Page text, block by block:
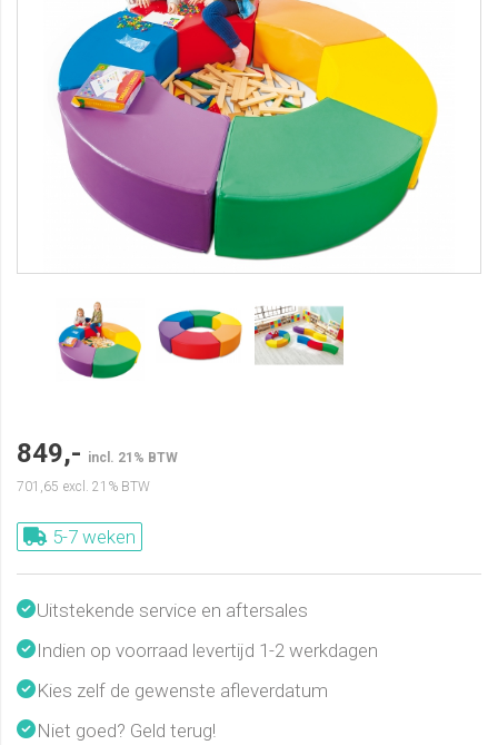
849,- incl. 21% BTW
701,65 excl. 21% BTW
5-7 weken
Uitstekende service en aftersales
Indien op voorraad levertijd 1-2 werkdagen
Kies zelf de gewenste afleverdatum
Niet goed? Geld terug!